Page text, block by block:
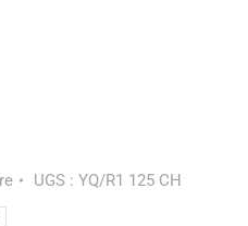
UGS : YQ/R1 125 CH